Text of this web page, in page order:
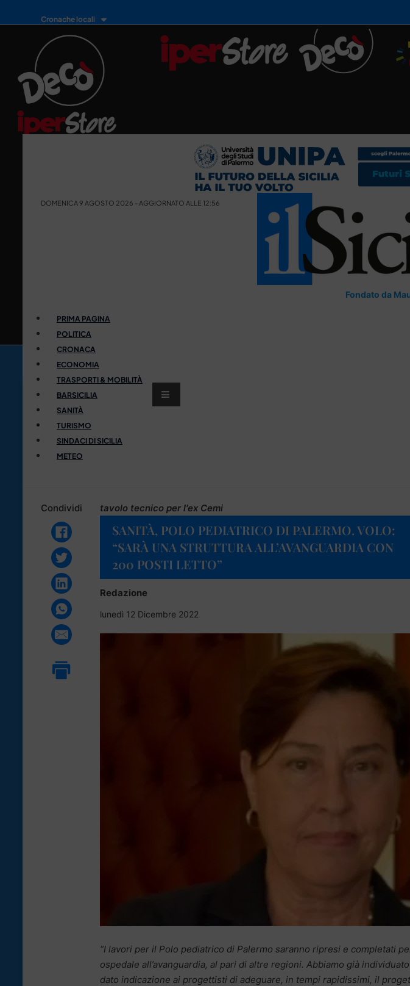
Cronache locali
DOMENICA 9 AGOSTO 2026 - AGGIORNATO ALLE 12:56
Fondato da
PRIMA PAGINA
POLITICA
CRONACA
ECONOMIA
TRASPORTI & MOBILITÀ
BARSICILIA
SANITÀ
TURISMO
SINDACI DI SICILIA
METEO
Condividi tavolo tecnico per l'ex Cemi
SANITÀ, POLO PEDIATRICO DI PALERMO. VOLO:
“SARÀ UNA STRUTTURA ALL’AVANGUARDIA CON
200 POSTI LETTO”
Redazione
lunedì 12 Dicembre 2022
“I lavori per il Polo pediatrico di Palermo saranno ripresi e completati
ospedale all’avanguardia, al pari di altre regioni. Abbiamo già
dato indicazione ai progettisti di adeguare, in tempi rapidissimi, il